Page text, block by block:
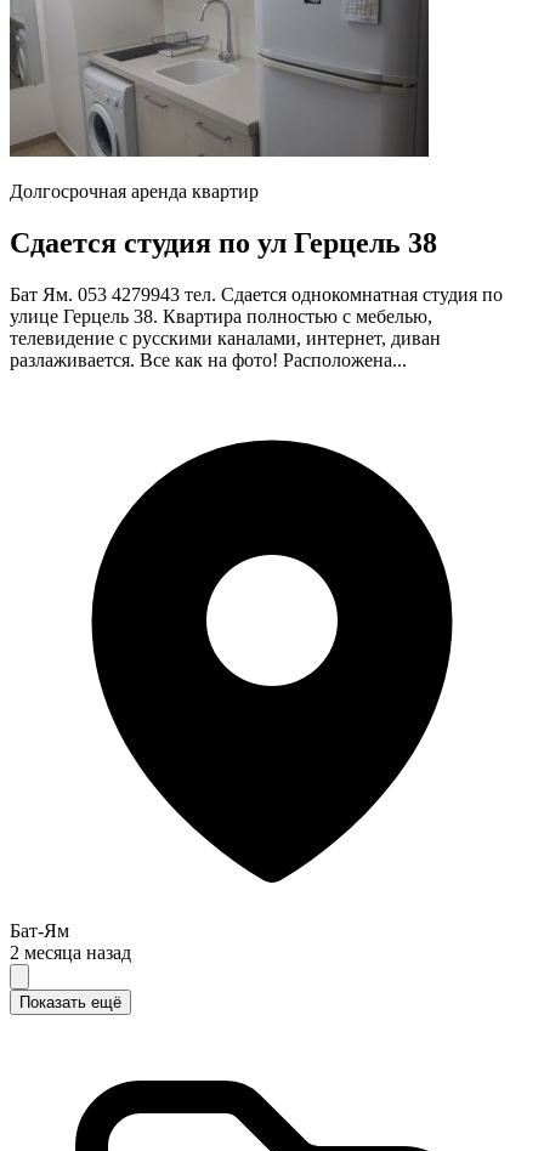
Долгосрочная аренда квартир
Сдается студия по ул Герцель 38
Бат Ям. 053 4279943 тел. Сдается однокомнатная студия по
улице Герцель 38. Квартира полностью с мебелью,
телевидение с русскими каналами, интернет, диван
разлаживается. Все как на фото! Расположена...
Бат-Ям
2 месяца назад
Показать ещё